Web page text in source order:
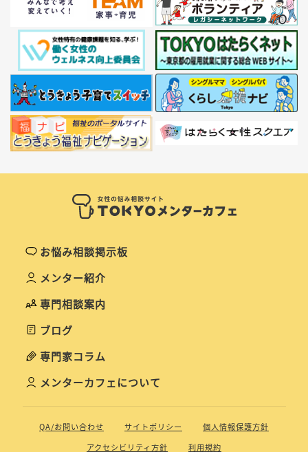
お悩み相談掲示板
メンター紹介
専門相談案内
ブログ
専門家コラム
メンターカフェについて
QA/お問い合わせ サイトポリシー
個人情報保護方針
アクセシビリティ方針
利用規約